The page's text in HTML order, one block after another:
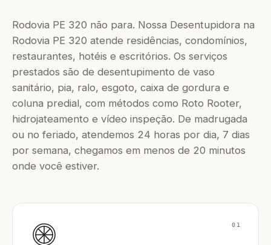
Rodovia PE 320 não para. Nossa Desentupidora na
Rodovia PE 320 atende residências, condomínios,
restaurantes, hotéis e escritórios. Os serviços
prestados são de desentupimento de vaso
sanitário, pia, ralo, esgoto, caixa de gordura e
coluna predial, com métodos como Roto Rooter,
hidrojateamento e vídeo inspeção. De madrugada
ou no feriado, atendemos 24 horas por dia, 7 dias
por semana, chegamos em menos de 20 minutos
onde você estiver.
01